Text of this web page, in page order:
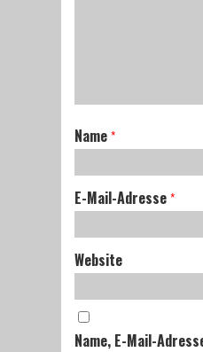
Name *
E-Mail-Adresse *
Website
Name, E-Mail-